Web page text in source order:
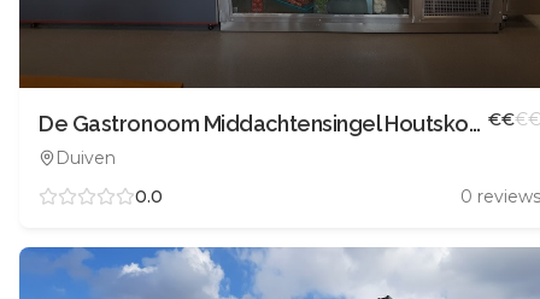
De Gastronoom Middachtensingel HoutskoolGrill
Duiven
€€€€
0.0 0 reviews